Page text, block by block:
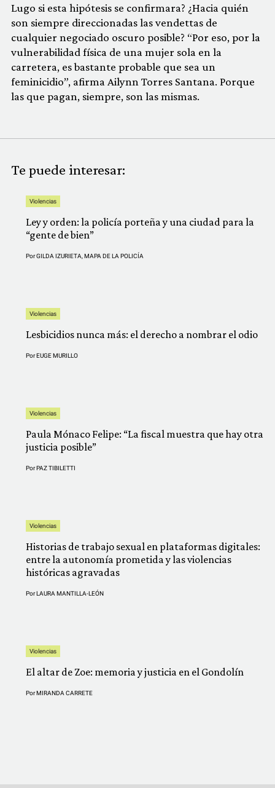
Lugo si esta hipótesis se confirmara? ¿Hacia quién
son siempre direccionadas las vendettas de
cualquier negociado oscuro posible? “Por eso, por la
vulnerabilidad física de una mujer sola en la
carretera, es bastante probable que sea un
feminicidio”, afirma Ailynn Torres Santana. Porque
las que pagan, siempre, son las mismas.
Te puede interesar:
Violencias
Ley y orden: la policía porteña y una ciudad para la
“gente de bien”
PorGILDA IZURIETA MAPA DE LA POLICÍA
Violencias
Lesbicidios nunca más: el derecho a nombrar el odio
PorEUGE MURILLO
Violencias
Paula Mónaco Felipe: “La fiscal muestra que hay otra
justicia posible”
PorPAZ TIBILETTI
Violencias
Historias de trabajo sexual en plataformas digitales:
entre la autonomía prometida y las violencias
históricas agravadas
PorLAURA MANTILLA-LEÓN
Violencias
El altar de Zoe: memoria y justicia en el Gondolín
PorMIRANDA CARRETE